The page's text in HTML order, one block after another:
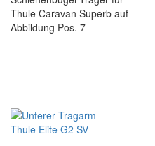
Thule Caravan Superb auf
Abbildung Pos. 7